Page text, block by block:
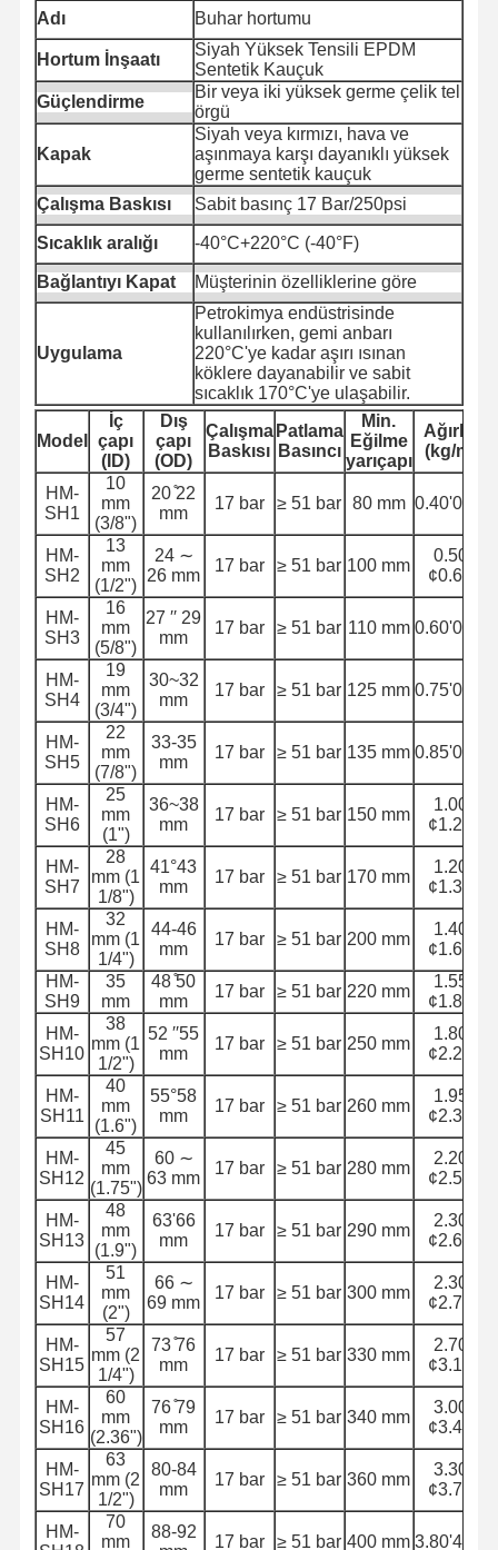
Kalite
Bize Ulaşın Haberler Davalar
Blog Teklif Alın
Kompozit Hortum Borusu
Döner Sondaj Hortumu
Kimyasal hortum borusu
Gıda hortumu borusu
Çıkarma hortumu borusu
Kullanım Dayanıklı hortum
Bulamaç Emme Hortumu
Su Hortumu Borusu
Yakıt hortumu borusu
Hidrolik Yağ Hortumu
Seramik hortum borusu
Buhar Hortumu
Maden hortumu
Fosforik Asit Hortumu
Metal hortum
Hortumlar yüzer
Zırhlı hortum
Adı Buhar hortumu
Hortum İnşaatı
Siyah Yüksek Tensili EPDM
Sentetik Kauçuk
Güçlendirme
Bir veya iki yüksek germe çelik tel
örgü
Kapak
Siyah veya kırmızı, hava ve
aşınmaya karşı dayanıklı yüksek
germe sentetik kauçuk
Çalışma Baskısı
Sabit basınç 17 Bar/250psi
Sıcaklık aralığı -40°C+220°C (-40°F)
Bağlantıyı Kapat Müşterinin özelliklerine göre
Uygulama
Petrokimya endüstrisinde
kullanılırken, gemi anbarı
220°C'ye kadar aşırı ısınan
köklere dayanabilir ve sabit
sıcaklık 170°C'ye ulaşabilir.
Model
İç
çapı
(ID)
Dış
çapı
(OD)
Çalışma
Baskısı
Patlama
Basıncı
Min.
Eğilme
yarıçapı
Ağırlık
(kg/m)
HM-
SH1
10
mm
(3/8")
20 ̊22
mm
17 bar ≥ 51 bar 80 mm 0.40'0.50
HM-
SH2
13
mm
(1/2")
24 ∼
26 mm
17 bar ≥ 51 bar 100 mm
0.50
¢0.60
HM-
SH3
16
mm
(5/8")
27 ′′ 29
mm
17 bar ≥ 51 bar 110 mm 0.60'0.70
HM-
SH4
19
mm
(3/4")
30~32
mm
17 bar ≥ 51 bar 125 mm 0.75'0.85
HM-
SH5
22
mm
(7/8")
33-35
mm
17 bar ≥ 51 bar 135 mm 0.85'0.95
HM-
SH6
25
mm
(1")
36~38
mm
17 bar ≥ 51 bar 150 mm
1.00
¢1.20
HM-
SH7
28
mm (1
1/8")
41°43
mm
17 bar ≥ 51 bar 170 mm
1.20
¢1.35
HM-
SH8
32
mm (1
1/4")
44-46
mm
17 bar ≥ 51 bar 200 mm
1.40
¢1.60
HM-
SH9
35
mm
48 ̊50
mm
17 bar ≥ 51 bar 220 mm
1.55
¢1.80
HM-
SH10
38
mm (1
1/2")
52 ′′55
mm
17 bar ≥ 51 bar 250 mm
1.80
¢2.20
HM-
SH11
40
mm
(1.6")
55°58
mm
17 bar ≥ 51 bar 260 mm
1.95
¢2.30
HM-
SH12
45
mm
(1.75")
60 ∼
63 mm
17 bar ≥ 51 bar 280 mm
2.20
¢2.50
HM-
SH13
48
mm
(1.9")
63'66
mm
17 bar ≥ 51 bar 290 mm
2.30
¢2.60
HM-
SH14
51
mm
(2")
66 ∼
69 mm
17 bar ≥ 51 bar 300 mm
2.30
¢2.70
HM-
SH15
57
mm (2
1/4")
73 ̊76
mm
17 bar ≥ 51 bar 330 mm
2.70
¢3.10
HM-
SH16
60
mm
(2.36")
76 ̊79
mm
17 bar ≥ 51 bar 340 mm
3.00
¢3.40
HM-
SH17
63
mm (2
1/2")
80-84
mm
17 bar ≥ 51 bar 360 mm
3.30
¢3.70
HM-
70
mm
88-92
17 bar ≥ 51 bar 400 mm 3.80'4.20